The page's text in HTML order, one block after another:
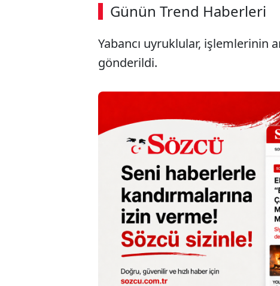
Günün Trend Haberleri
00:02 / 08:43
Yabancı uyruklular, işlemlerinin
gönderildi.